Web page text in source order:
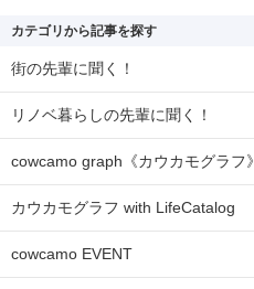
カテゴリから記事を探す
街の先輩に聞く！
リノベ暮らしの先輩に聞く！
cowcamo graph《カウカモグラフ》
カウカモグラフ with LifeCatalog
cowcamo EVENT